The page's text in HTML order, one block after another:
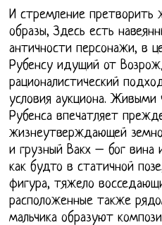
И стремление претворить
образы, Здесь есть
античности персонажи, в
Рубенсу идущий от
рационалистический
условия аукциона. Живыми
Рубенса впечатляет
жизнеутверждающей
и грузный Вакх – бог вина
как будто в статичной
фигура, тяжело
расположенные также
мальчика образуют